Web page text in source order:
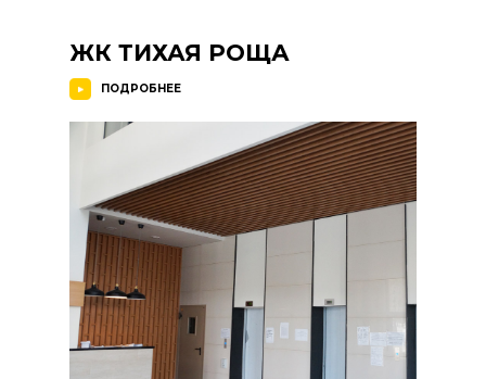
ПОДРОБНЕЕ
ЖК ТИХАЯ РОЩА